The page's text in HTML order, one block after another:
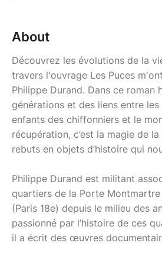
About
Découvrez les évolutions de la
travers l'ouvrage Les Puces
Philippe Durand. Dans ce roman
générations et des liens entre
enfants des chiffonniers et le
récupération, c’est la magie de
rebuts en objets d’histoire qui
Philippe Durand est militant
quartiers de la Porte
(Paris 18e) depuis le milieu des
passionné par l’histoire de ces
il a écrit des œuvres